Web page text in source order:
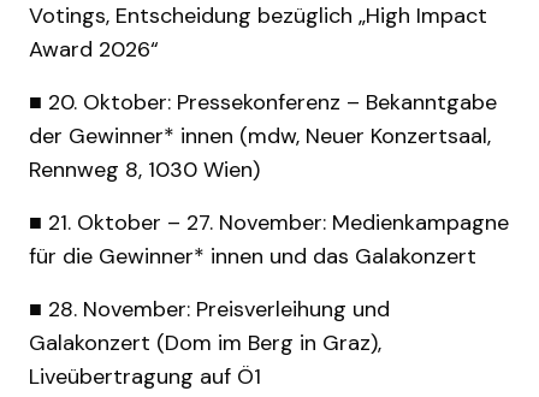
Votings, Entscheidung bezüglich „High Impact
Award 2026“
■ 20. Oktober: Pressekonferenz – Bekanntgabe
der Gewinner* innen (mdw, Neuer Konzertsaal,
Rennweg 8, 1030 Wien)
■ 21. Oktober – 27. November: Medienkampagne
für die Gewinner* innen und das Galakonzert
■ 28. November: Preisverleihung und
Galakonzert (Dom im Berg in Graz),
Liveübertragung auf Ö1